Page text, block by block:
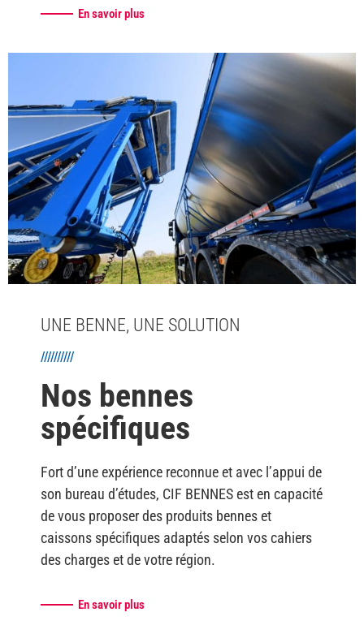
En savoir plus
UNE BENNE, UNE SOLUTION
//////////
Nos bennes
spécifiques
Fort d’une expérience reconnue et avec l’appui de
son bureau d’études, CIF BENNES est en capacité
de vous proposer des produits bennes et
caissons spécifiques adaptés selon vos cahiers
des charges et de votre région.
En savoir plus